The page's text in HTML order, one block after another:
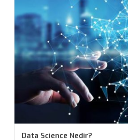
Data Science Nedir?